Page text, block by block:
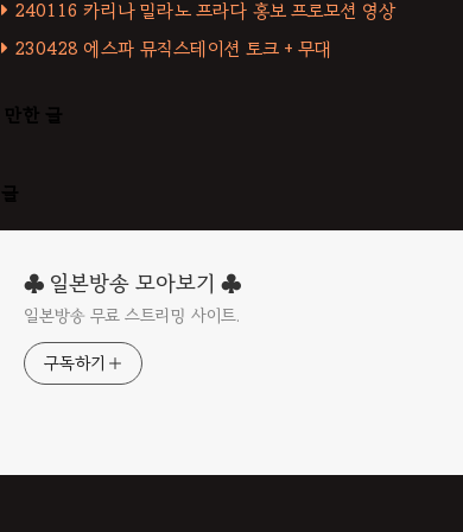
240116 카리나 밀라노 프라다 홍보 프로모션 영상
230428 에스파 뮤직스테이션 토크 + 무대
만한 글
♣ 일본방송 모아보기 ♣
일본방송 무료 스트리밍 사이트.
구독하기